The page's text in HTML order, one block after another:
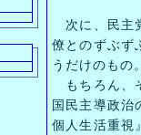
次に、民主
僚とのずぶず
うだけのもの
もちろん、
国民主導政治
個人生活重視